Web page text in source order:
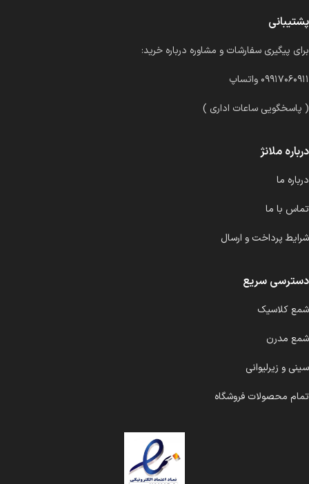
پشتیبانی
برای پیگیری سفارشات و مشاوره درباره خرید:
۰۹۹۱۷۰۶۰۹۱۱ واتساپ
( پاسخگویی ساعات اداری )
درباره ملانژ
درباره ما
تماس با ما
شرایط پرداخت و ارسال
دسترسی سریع
شمع کلاسیک
شمع مدرن
سینی و زیرلیوانی
تمام محصولات فروشگاه